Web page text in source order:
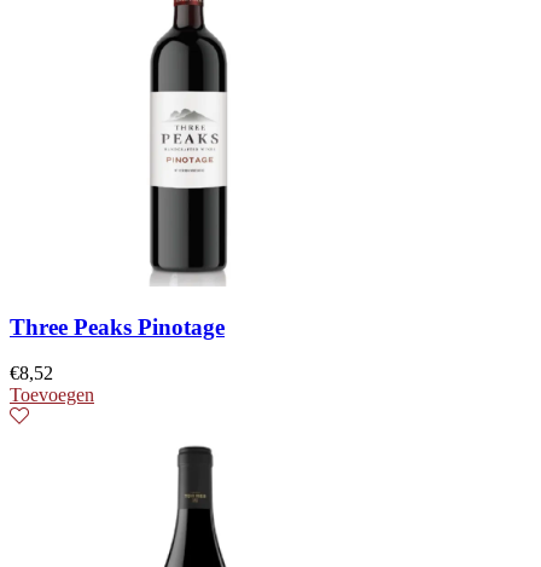
Three Peaks Pinotage
€8,52
Toevoegen